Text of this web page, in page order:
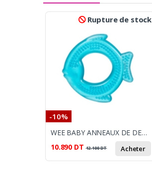
Rupture de
-10%
WEE BABY ANNEAUX DE DENTITION REMPLI D'EAU
10.890 DT 12.100DT Acheter